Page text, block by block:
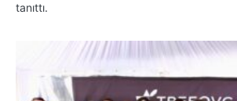
tanıttı.